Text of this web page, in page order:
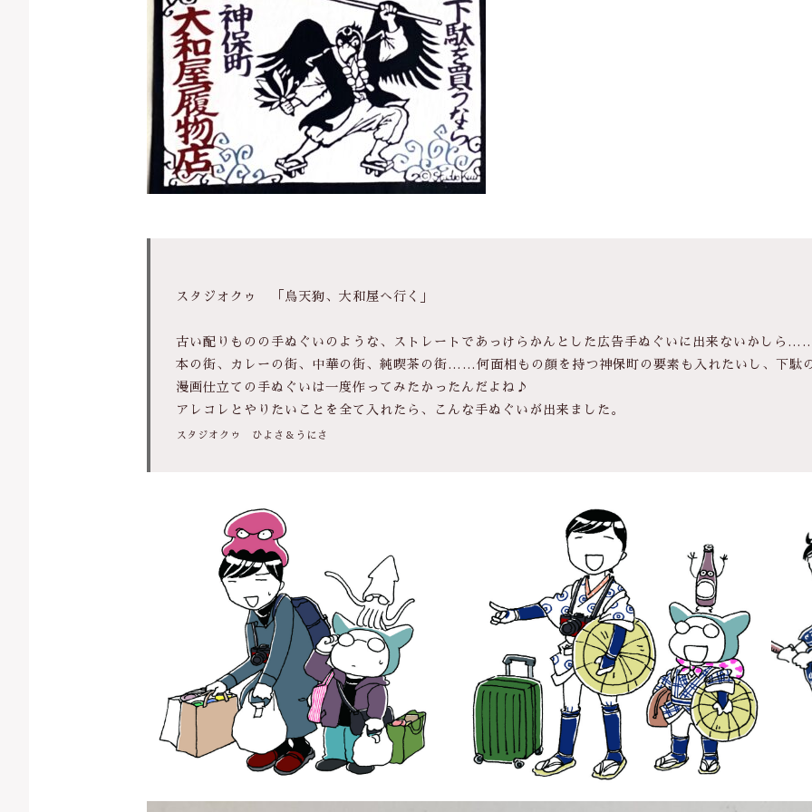
スタジオクゥ 「烏天狗、大和屋へ行く」
古い配りものの手ぬぐいのような、ストレートであっけらかんとした広告手ぬぐいに出来ないかしら
本の街、カレーの街、中華の街、純喫茶の街……何面相もの顔を持つ神保町の要素も入れたいし、下駄
漫画仕立ての手ぬぐいは一度作ってみたかったんだよね♪
アレコレとやりたいことを全て入れたら、こんな手ぬぐいが出来ました。
スタジオクゥ ひよさ＆うにさ